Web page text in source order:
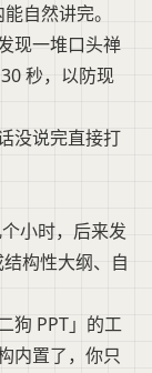
自然讲完。
现一堆口头禅
秒，以防现
没说完直接打
小时，后来发
构性大纲、自
狗 PPT」的工
内置了，你只